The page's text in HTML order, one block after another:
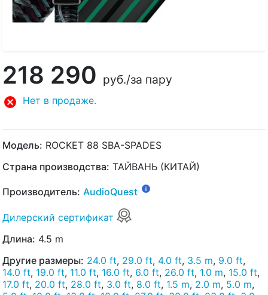
218 290 руб./за пару
Нет в продаже.
Модель: ROCKET 88 SBA-SPADES
Страна производства: ТАЙВАНЬ (КИТАЙ)
Производитель: AudioQuest
Дилерский сертификат
Длина: 4.5 m
Другие размеры: 24.0 ft, 29.0 ft, 4.0 ft, 3.5 m, 9.0 ft,
14.0 ft, 19.0 ft, 11.0 ft, 16.0 ft, 6.0 ft, 26.0 ft, 1.0 m, 15.0 ft,
17.0 ft, 20.0 ft, 28.0 ft, 3.0 ft, 8.0 ft, 1.5 m, 2.0 m, 5.0 m,